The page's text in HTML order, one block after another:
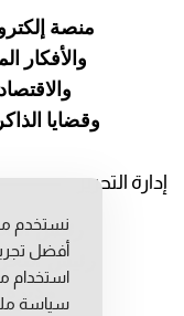
منصة
والأفكار
وقضايا
إدارة التحرير
رئيس
رئيس
نستخدم
أفضل
استخدام
سياسة